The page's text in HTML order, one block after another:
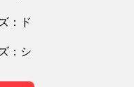
：ド
：シ